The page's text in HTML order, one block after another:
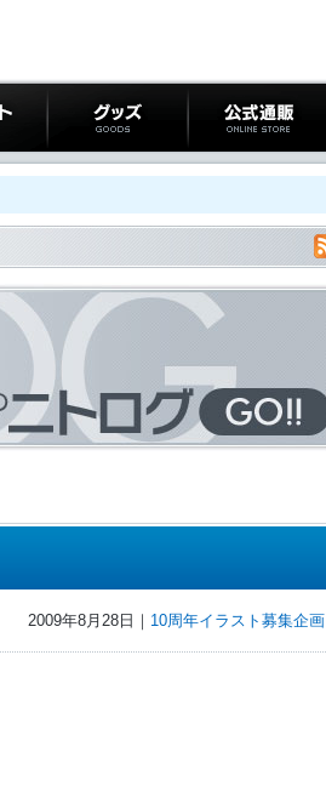
グッズ 公式通販
2009年8月28日｜ 10周年イラスト募集企画